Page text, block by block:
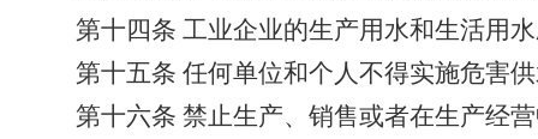
第十四条 工业企业的生产用水和生活用
第十五条 任何单位和个人不得实施危害
第十六条 禁止生产、销售或者在生产经